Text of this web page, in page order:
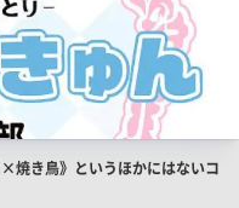
×焼き鳥》というほかにはないコ